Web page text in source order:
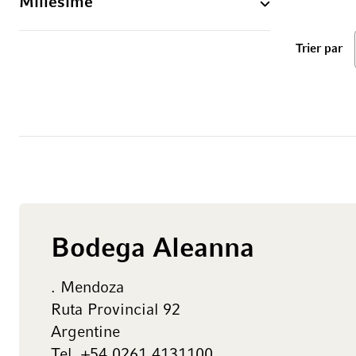
Trier par
Bodega Aleanna
. Mendoza
Ruta Provincial 92
Argentine